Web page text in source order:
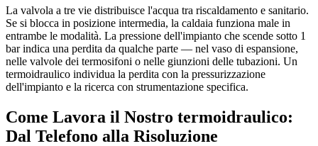
La valvola a tre vie distribuisce l'acqua tra riscaldamento e sanitario.
Se si blocca in posizione intermedia, la caldaia funziona male in
entrambe le modalità. La pressione dell'impianto che scende sotto 1
bar indica una perdita da qualche parte — nel vaso di espansione,
nelle valvole dei termosifoni o nelle giunzioni delle tubazioni. Un
termoidraulico individua la perdita con la pressurizzazione
dell'impianto e la ricerca con strumentazione specifica.
Come Lavora il Nostro termoidraulico:
Dal Telefono alla Risoluzione